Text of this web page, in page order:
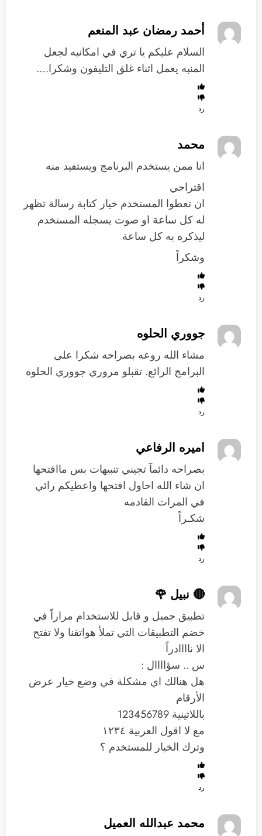
أحمد رمضان عبد المنعم
السلام عليكم يا تري في امكانيه لجعل
المنبه يعمل اثناء غلق التليفون وشكرا….
رد
محمد
انا ممن يستخدم البرنامج ويستفيد منه
اقتراحي
ان تعطوا المستخدم خيار كتابة رسالة تظهر
له كل ساعة او صوت يسجله المستخدم
ليذكره به كل ساعة
وشكراً
رد
جووري الحلوه
مشاء الله روعه بصراحه شكرا على
البرامج الرائع. تقبلو مروري جووري الحلوه
رد
اميره الرفاعي
بصراحه دائمآ تجيني تنبيهات بس ماافتحها
ان شاء الله احاول افتحها واعطيكم رائي
في المرات القادمه
شكـراً
رد
🔴 نبيل 🌹
تطبيق جميل و قابل للاستخدام مراراً في
خضم التطبيقات التي تملأ هواتفنا ولا تفتح
الا ناااادراً
س .. سؤاااال :
هل هنالك اي مشكلة في وضع خيار عرض
الأرقام
باللاتينية 123456789
مع لا اقول العربية ١٢٣٤
وترك الخيار للمستخدم ؟
رد
محمد عبدالله العميل